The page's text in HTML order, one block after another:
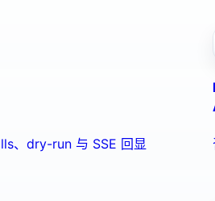
、dry-run 与 SSE 回显